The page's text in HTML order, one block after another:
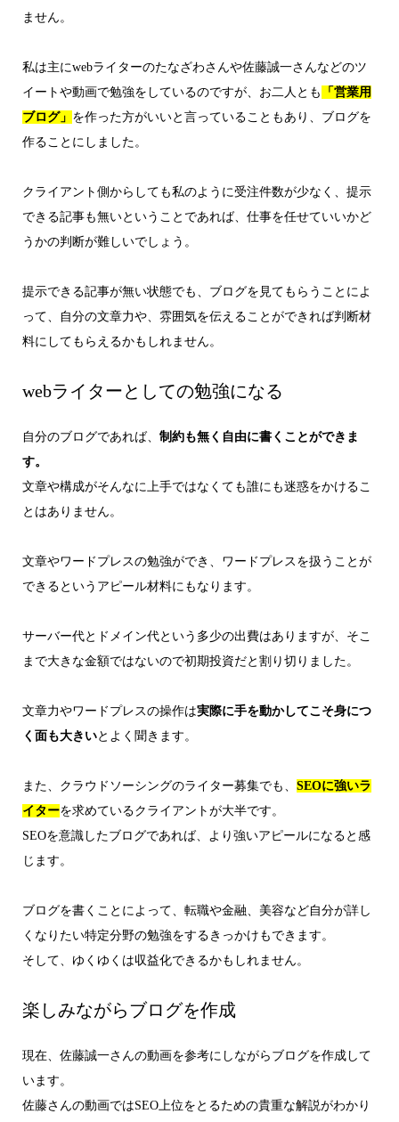
ません。
私は主にwebライターのたなざわさんや佐藤誠一さんなどのツ
イートや動画で勉強をしているのですが、お二人とも
「営業用
ブログ」 を作った方がいいと言っていることもあり、ブログを
作ることにしました。
クライアント側からしても私のように受注件数が少なく、提示
できる記事も無いということであれば、仕事を任せていいかど
うかの判断が難しいでしょう。
提示できる記事が無い状態でも、ブログを見てもらうことによ
って、自分の文章力や、雰囲気を伝えることができれば判断材
料にしてもらえるかもしれません。
webライターとしての勉強になる
自分のブログであれば、 制約も無く自由に書くことができま
す。
文章や構成がそんなに上手ではなくても誰にも迷惑をかけるこ
とはありません。
文章やワードプレスの勉強ができ、ワードプレスを扱うことが
できるというアピール材料にもなります。
サーバー代とドメイン代という多少の出費はありますが、そこ
まで大きな金額ではないので初期投資だと割り切りました。
文章力やワードプレスの操作は実際に手を動かしてこそ身につ
く面も大きいとよく聞きます。
また、クラウドソーシングのライター募集でも、 SEOに強いラ
イターを求めているクライアントが大半です。
SEOを意識したブログであれば、より強いアピールになると感
じます。
ブログを書くことによって、転職や金融、美容など自分が詳し
くなりたい特定分野の勉強をするきっかけもできます。
そして、ゆくゆくは収益化できるかもしれません。
楽しみながらブログを作成
現在、佐藤誠一さんの動画を参考にしながらブログを作成して
います。
佐藤さんの動画ではSEO上位をとるための貴重な解説がわかり